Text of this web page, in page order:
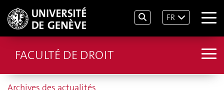
FR
FACULTÉ DE DROIT
Archives des actualités